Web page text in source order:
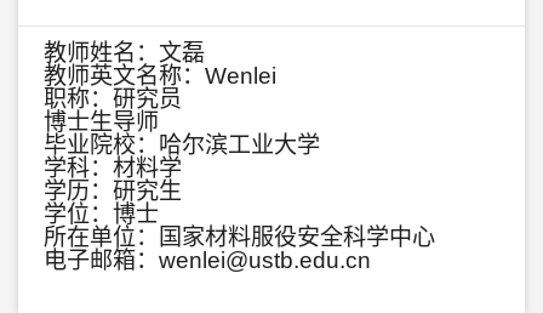
教师姓名：文磊
教师英文名称：Wenlei
职称：研究员
博士生导师
毕业院校：哈尔滨工业大学
学科：材料学
学历：研究生
学位：博士
所在单位：国家材料服役安全科学中心
电子邮箱： wenlei@ustb.edu.cn